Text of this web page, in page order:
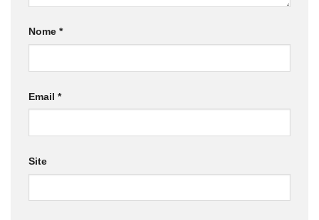
Nome *
Email *
Site